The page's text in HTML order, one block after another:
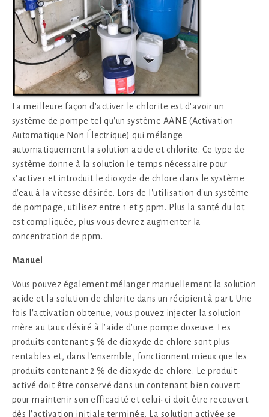
La meilleure façon d'activer le chlorite est d'avoir un
système de pompe tel qu'un système AANE (Activation
Automatique Non Électrique) qui mélange
automatiquement la solution acide et chlorite. Ce type de
système donne à la solution le temps nécessaire pour
s'activer et introduit le dioxyde de chlore dans le système
d'eau à la vitesse désirée. Lors de l'utilisation d'un système
de pompage, utilisez entre 1 et 5 ppm. Plus la santé du lot
est compliquée, plus vous devrez augmenter la
concentration de ppm.
Manuel
Vous pouvez également mélanger manuellement la solution
acide et la solution de chlorite dans un récipient à part. Une
fois l'activation obtenue, vous pouvez injecter la solution
mère au taux désiré à l’aide d’une pompe doseuse. Les
produits contenant 5 % de dioxyde de chlore sont plus
rentables et, dans l'ensemble, fonctionnent mieux que les
produits contenant 2 % de dioxyde de chlore. Le produit
activé doit être conservé dans un contenant bien couvert
pour maintenir son efficacité et celui-ci doit être recouvert
dès l'activation initiale terminée. La solution activée se